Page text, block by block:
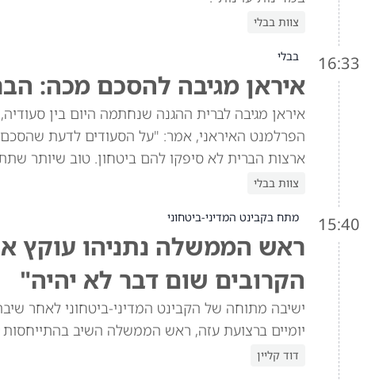
צוות בבלי
16:33 בבלי
איראן מגיבה להסכם מכה:
איראן מגיבה לברית ההגנה שנחתמה היום בין
הפרלמנט האיראני, אמר: "על הסעודים לדעת שהסכם
ארצות הברית לא סיפקו להם ביטחון. טוב שיותר
צוות בבלי
15:40 מתח בקבינט המדיני-ביטחוני
ראש הממשלה נתניהו עוקץ
הקרובים שום דבר לא יהיה"
ישיבה מתוחה של הקבינט המדיני-ביטחוני לאחר
יומיים ברצועת עזה, ראש הממשלה השיב
דוד קליין